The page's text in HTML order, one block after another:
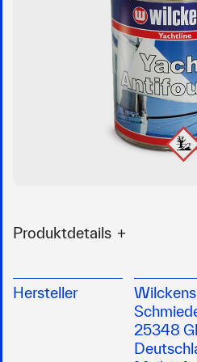
Produktdetails
umweltschonendes
Antifouling auf
Kupferverbindungen
Wirkstoffen bieten
Hersteller
Wilckens
25348